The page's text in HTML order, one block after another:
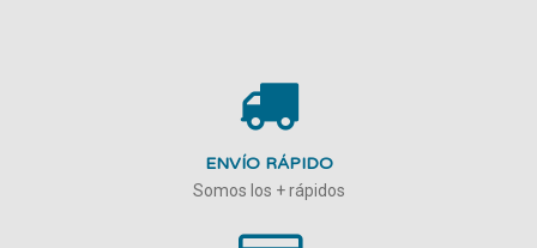
ENVÍO RÁPIDO
Somos los + rápidos